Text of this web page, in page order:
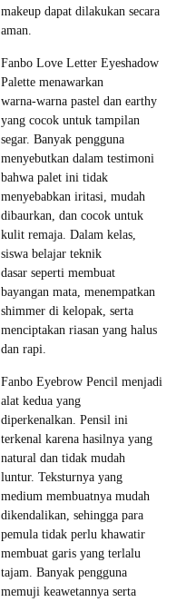
makeup dapat dilakukan secara
aman.
Fanbo Love Letter Eyeshadow
Palette menawarkan
warna-warna pastel dan earthy
yang cocok untuk tampilan
segar. Banyak pengguna
menyebutkan dalam testimoni
bahwa palet ini tidak
menyebabkan iritasi, mudah
dibaurkan, dan cocok untuk
kulit remaja. Dalam kelas,
siswa belajar teknik
dasar seperti membuat
bayangan mata, menempatkan
shimmer di kelopak, serta
menciptakan riasan yang halus
dan rapi.
Fanbo Eyebrow Pencil menjadi
alat kedua yang
diperkenalkan. Pensil ini
terkenal karena hasilnya yang
natural dan tidak mudah
luntur. Teksturnya yang
medium membuatnya mudah
dikendalikan, sehingga para
pemula tidak perlu khawatir
membuat garis yang terlalu
tajam. Banyak pengguna
memuji keawetannya serta